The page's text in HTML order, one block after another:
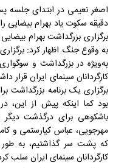
اصغر نعیمی در ابتدای
دقیقه سکوت یاد بهرام بیضایی
برگزاری بزرگداشت بهرام
به وقوع جنگ اظهار کرد:
به‌ویژه در بزرگداشت و
کارگردانان سینمای ایران قرار
برگزاری یک برنامه بزرگداشت
بود کما اینکه پیش از این،
باشکوهی برای درگذشت دیگر
مهرجویی، عباس کیارستمی و
که پشت سر گذاشتیم، به طور
کارگردانان سینمای ایران سلب